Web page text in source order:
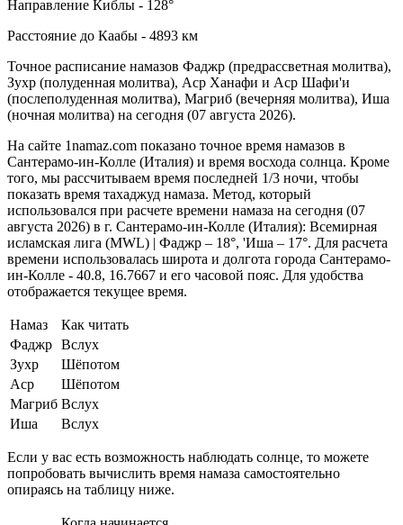
Направление Киблы - 128°
Расстояние до Каабы - 4893 км
Точное расписание намазов Фаджр (предрассветная молитва),
Зухр (полуденная молитва), Аср Ханафи и Аср Шафи'и
(послеполуденная молитва), Магриб (вечерняя молитва), Иша
(ночная молитва) на сегодня (07 августа 2026).
На сайте 1namaz.com показано точное время намазов в
Сантерамо-ин-Колле (Италия) и время восхода солнца. Кроме
того, мы рассчитываем время последней 1/3 ночи, чтобы
показать время тахаджуд намаза. Метод, который
использовался при расчете времени намаза на сегодня (07
августа 2026) в г. Сантерамо-ин-Колле (Италия): Всемирная
исламская лига (MWL) | Фаджр – 18°, 'Иша – 17°. Для расчета
времени использовалась широта и долгота города Сантерамо-
ин-Колле - 40.8, 16.7667 и его часовой пояс. Для удобства
отображается текущее время.
Намаз
Как читать
Фаджр Вслух
Зухр
Шёпотом
Аср
Шёпотом
Магриб Вслух
Иша
Вслух
Если у вас есть возможность наблюдать солнце, то можете
попробовать вычислить время намаза самостоятельно
опираясь на таблицу ниже.